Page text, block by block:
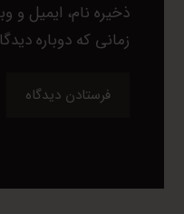
ذخیره نام، ایمیل و
زمانی که دوباره
فرستادن دیدگاه